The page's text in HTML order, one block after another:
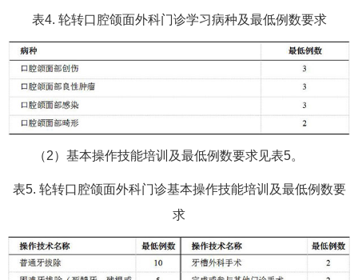
表4. 轮转口腔颌面外科门诊学习病种及最低例数要求
（2）基本操作技能培训及最低例数要求见表5。
表5. 轮转口腔颌面外科门诊基本操作技能培训及最低例数要
求